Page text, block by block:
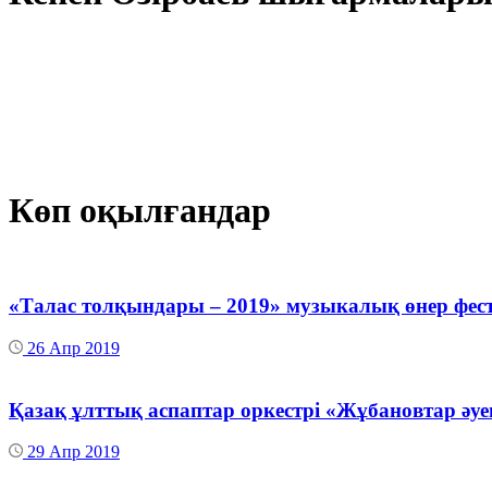
Көп оқылғандар
«Талас толқындары – 2019» музыкалық өнер
26 Апр 2019
Қазақ ұлттық аспаптар оркестрі «Жұбановтар
29 Апр 2019